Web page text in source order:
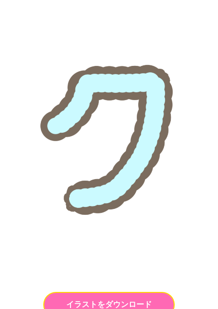
イラストをダウンロード